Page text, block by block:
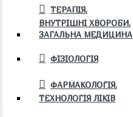
ТЕРАПІЯ.
ВНУТРІШНІ ХВОРОБИ.
ЗАГАЛЬНА МЕДИЦИНА
ФІЗІОЛОГІЯ
ФАРМАКОЛОГІЯ.
ТЕХНОЛОГІЯ ЛІКІВ